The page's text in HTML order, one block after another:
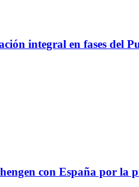
integral en fases del
con España por